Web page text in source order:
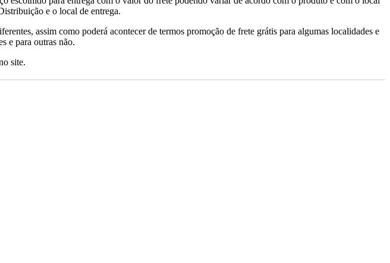
e o local de entrega.
assim como poderá acontecer de termos promoção de frete grátis para algumas localidades e
e para outras não.
site.